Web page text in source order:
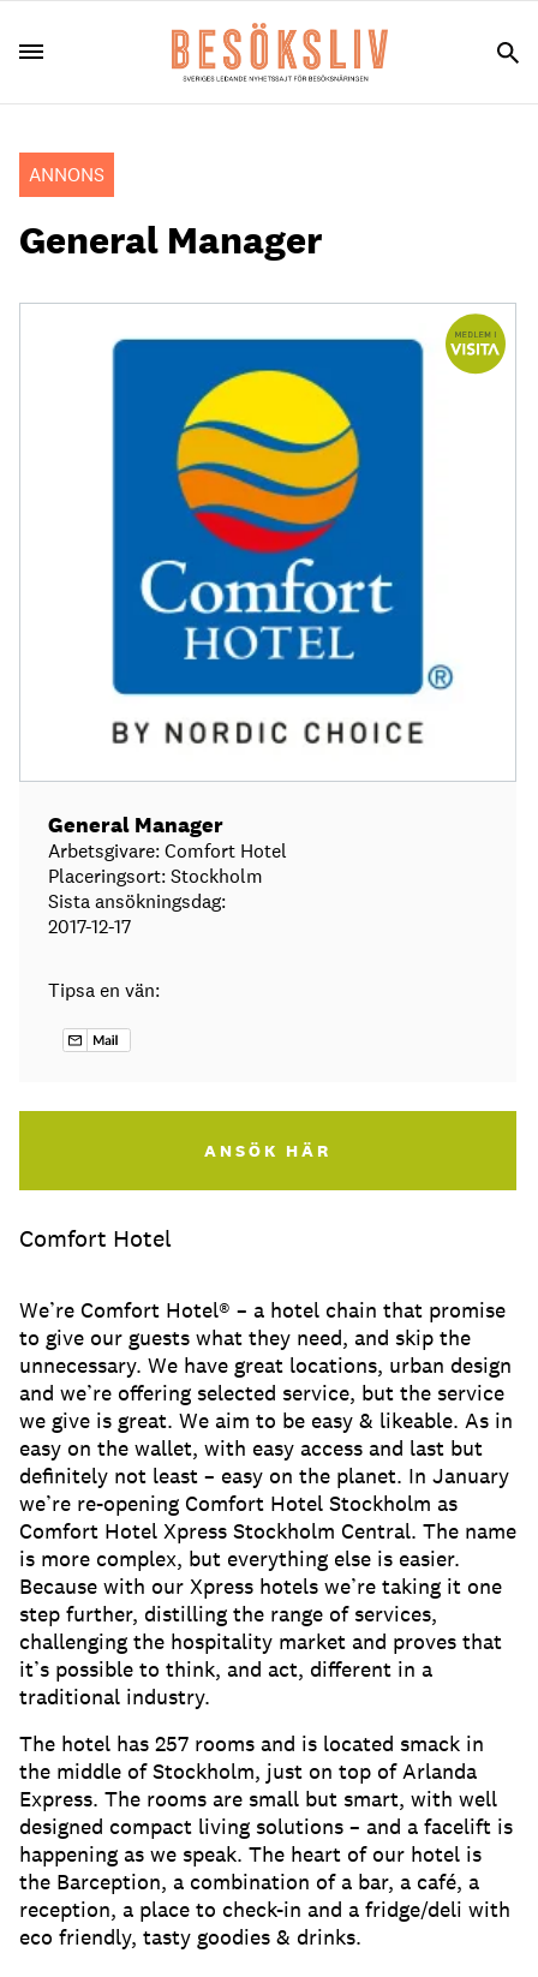
ANNONS
General Manager
Comfort Hotel
We’re Comfort Hotel® – a hotel chain that promise
to give our guests what they need, and skip the
unnecessary. We have great locations, urban design
and we’re offering selected service, but the service
we give is great. We aim to be easy & likeable. As in
easy on the wallet, with easy access and last but
definitely not least – easy on the planet. In January
we’re re-opening Comfort Hotel Stockholm as
Comfort Hotel Xpress Stockholm Central. The name
is more complex, but everything else is easier.
Because with our Xpress hotels we’re taking it one
step further, distilling the range of services,
challenging the hospitality market and proves that
it’s possible to think, and act, different in a
traditional industry.
The hotel has 257 rooms and is located smack in
the middle of Stockholm, just on top of Arlanda
Express. The rooms are small but smart, with well
designed compact living solutions – and a facelift is
happening as we speak. The heart of our hotel is
the Barception, a combination of a bar, a café, a
reception, a place to check-in and a fridge/deli with
eco friendly, tasty goodies & drinks.
General Manager
Arbetsgivare: Comfort Hotel
Placeringsort: Stockholm
Sista ansökningsdag:
2017-12-17
Tipsa en vän:
ANSÖK HÄR